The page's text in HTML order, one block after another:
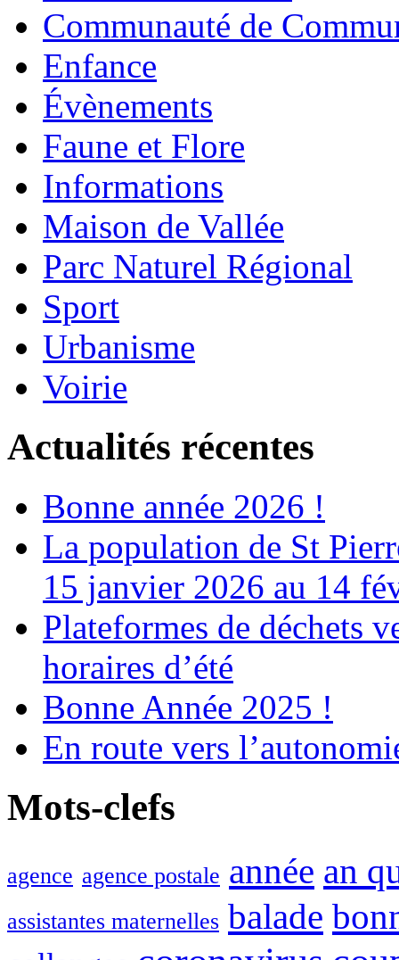
Communauté de
Enfance
Évènements
Faune et Flore
Informations
Maison de Vallée
Parc Naturel Régional
Sport
Urbanisme
Voirie
Actualités récentes
Bonne année 2026 !
La population de St
15 janvier 2026 au 14
Plateformes de déchets
horaires d’été
Bonne Année 2025 !
En route vers
Mots-clefs
agence agence postale année an
assistantes maternelles balade